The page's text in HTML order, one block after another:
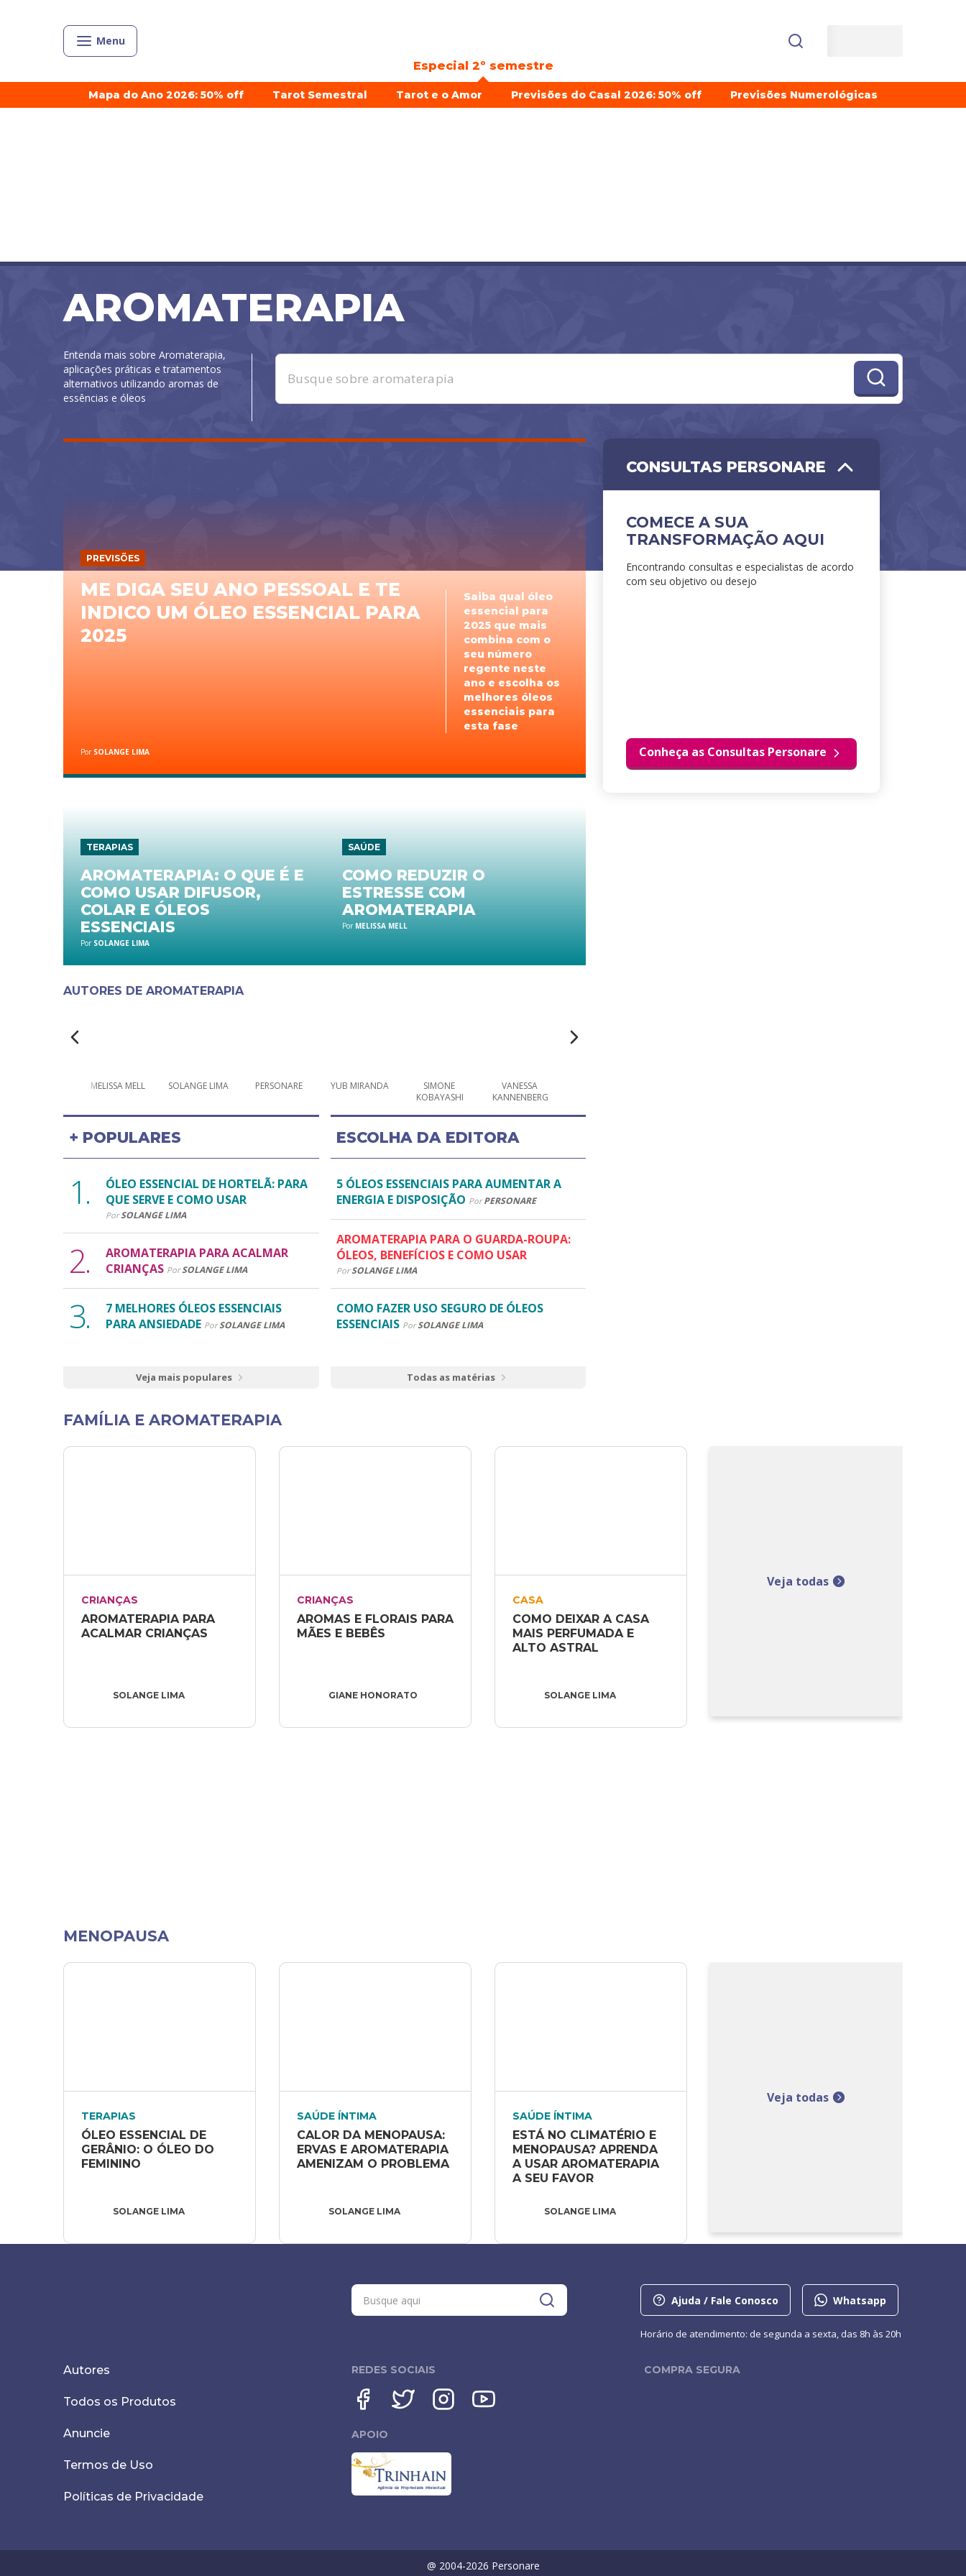
Menu
Especial 2º semestre
Mapa do Ano 2026: 50% off Tarot Semestral Tarot e o Amor Previsões do Casal 2026: 50% off Previsões Numerológicas
AROMATERAPIA
Entenda mais sobre Aromaterapia,
aplicações práticas e tratamentos
alternativos utilizando aromas de
essências e óleos
PREVISÕES
ME DIGA SEU ANO PESSOAL E TE
INDICO UM ÓLEO ESSENCIAL PARA
2025
Saiba qual óleo
essencial para
2025 que mais
combina com o
seu número
regente neste
ano e escolha os
melhores óleos
essenciais para
esta fase
Por SOLANGE LIMA
TERAPIAS
AROMATERAPIA: O QUE É E
COMO USAR DIFUSOR,
COLAR E ÓLEOS
ESSENCIAIS
Por SOLANGE LIMA
SAÚDE
COMO REDUZIR O
ESTRESSE COM
AROMATERAPIA
Por MELISSA MELL
AUTORES DE AROMATERAPIA
MELISSA MELL SOLANGE LIMA PERSONARE YUB MIRANDA
SIMONE
KOBAYASHI
VANESSA
KANNENBERG
+ POPULARES
ÓLEO ESSENCIAL DE HORTELÃ: PARA
QUE SERVE E COMO USAR
Por SOLANGE LIMA
AROMATERAPIA PARA ACALMAR
CRIANÇAS Por SOLANGE LIMA
7 MELHORES ÓLEOS ESSENCIAIS
PARA ANSIEDADE Por SOLANGE LIMA
Veja mais populares
ESCOLHA DA EDITORA
5 ÓLEOS ESSENCIAIS PARA AUMENTAR A
ENERGIA E DISPOSIÇÃO Por PERSONARE
AROMATERAPIA PARA O GUARDA-ROUPA:
ÓLEOS, BENEFÍCIOS E COMO USAR
Por SOLANGE LIMA
COMO FAZER USO SEGURO DE ÓLEOS
ESSENCIAIS Por SOLANGE LIMA
Todas as matérias
CONSULTAS PERSONARE
COMECE A SUA
TRANSFORMAÇÃO AQUI
Encontrando consultas e especialistas de acordo
com seu objetivo ou desejo
Conheça as Consultas Personare
FAMÍLIA E AROMATERAPIA
CRIANÇAS
AROMATERAPIA PARA
ACALMAR CRIANÇAS
SOLANGE LIMA
CRIANÇAS
AROMAS E FLORAIS PARA
MÃES E BEBÊS
GIANE HONORATO
CASA
COMO DEIXAR A CASA
MAIS PERFUMADA E
ALTO ASTRAL
SOLANGE LIMA
Veja todas
MENOPAUSA
TERAPIAS
ÓLEO ESSENCIAL DE
GERÂNIO: O ÓLEO DO
FEMININO
SOLANGE LIMA
SAÚDE ÍNTIMA
CALOR DA MENOPAUSA:
ERVAS E AROMATERAPIA
AMENIZAM O PROBLEMA
SOLANGE LIMA
SAÚDE ÍNTIMA
ESTÁ NO CLIMATÉRIO E
MENOPAUSA? APRENDA
A USAR AROMATERAPIA
A SEU FAVOR
SOLANGE LIMA
Veja todas
Ajuda / Fale Conosco Whatsapp
Horário de atendimento: de segunda a sexta, das 8h às 20h
Autores
Todos os Produtos
Anuncie
Termos de Uso
Políticas de Privacidade
REDES SOCIAIS
APOIO
COMPRA SEGURA
@ 2004-2026 Personare